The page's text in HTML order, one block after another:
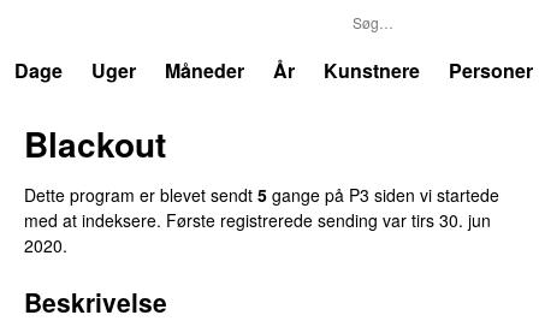
Dage
Uger Måneder År Kunstnere Personer
Blackout
Dette program er blevet sendt 5 gange på P3 siden vi startede
med at indeksere. Første registrerede sending var tirs 30. jun
2020.
Beskrivelse